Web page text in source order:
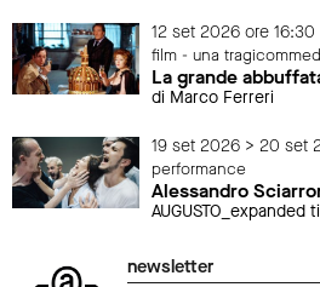
12 set 2026 ore 16:30
film - una
La grande
di Marco Ferreri
19 set 2026 > 20 set
performance
Alessandro
AUGUSTO_expanded
newsletter